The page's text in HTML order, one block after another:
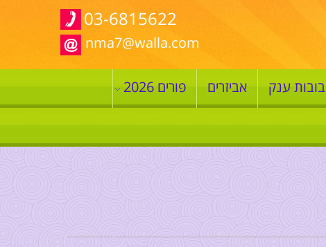
03-6815622
nma7@walla.com
בובות ענק אביזרים פורים 2026